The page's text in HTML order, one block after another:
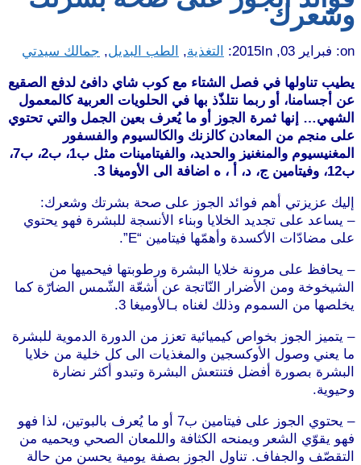
وشعرك
on: فبراير 03, 2015 In: التغذية, الطب البديل, جمالك سيدتي
يطيب تناولها في فصل الشتاء مع كوب شاي دافئ لدفع الصقيع
عن أجسامنا، أو ربما نتلذّذ بها في الحلويات العربية كالمعمول
الشهي… إنها ثمرة الجوز أو ما يُعرف بعين الجمل والتي تحتوي
على منجم من المعادن كالزنك والكالسيوم والفسفور
المغنيسيوم والمنغنيز والحديد، والفيتامينات مثل ب1، ب2، ب7،
ب12، وفيتامين ج، د، أ ، ه اضافة الى الأوميغا 3.
إليك عزيزتي أهم فوائد الجوز على صحة بشرتك وشعرك:
– يساعد على تجديد الخلايا وبناء الأنسجة للبشرة فهو يحتوي
على مضادّات الأكسدة وأهمّها فيتامين “E”.
– يحافظ على مرونة خلايا البشرة ورطوبتها فيحميها من
الشيخوخة ومن الأضرار النّاتجة عن أشعّة الشّمس الضارّة كما
يخلصها من السموم وذلك لغناه بـالأوميغا 3.
– يتميز الجوز بخواص كيميائية تعزز من الدورة الدموية للبشرة
ما يعني وصول الأوكسجين والمغذيات الى كل خلية من خلايا
البشرة بصورة أفضل فتنتعش البشرة وتبدو أكثر نضارة
وحيوية.
– يحتوي الجوز على فيتامين ب7 أو ما يُعرف بالبوتين، لذا فهو
فهو يقوّي الشعر ويمنحه الكثافة واللمعان الصحي ويحميه من
التقصّف والجفاف. تناول الجوز بصفة يومية يحسن من حالة